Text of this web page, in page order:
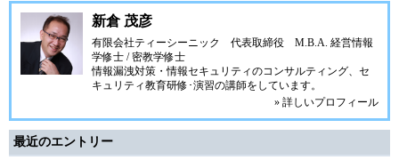
新倉 茂彦
有限会社ティーシーニック
代表取締役 M.B.A. 経営情報
学修士 / 密教学修士
情報漏洩対策・情報セキュリティのコンサルティング、セ
キュリティ教育研修･演習の講師をしています。
» 詳しいプロフィール
最近のエントリー